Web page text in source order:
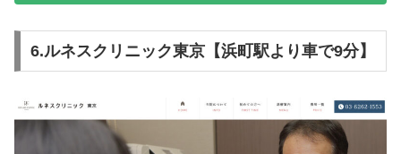
6.ルネスクリニック東京【浜町駅より車で9分】